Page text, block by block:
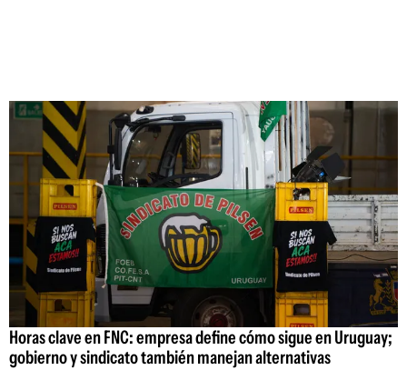
Horas clave en FNC: empresa define cómo sigue en Uruguay;
gobierno y sindicato también manejan alternativas